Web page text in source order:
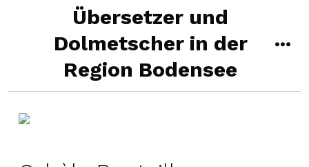
Übersetzer und
Dolmetscher in der
Region Bodensee